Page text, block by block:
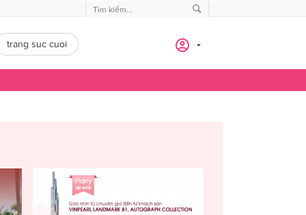
trang suc cuoi